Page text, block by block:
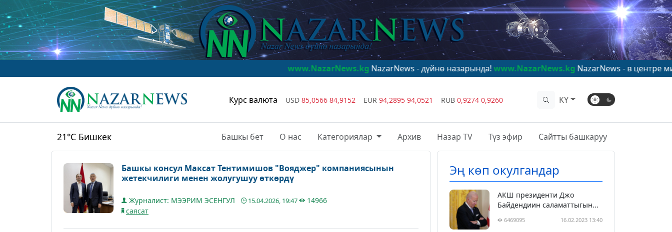
www.NazarNews.kgNazarNews - дүйнө назарында!www.NazarNews.kgNazarNews - в центре мирового
Курс валюта USD 85,0566 84,9152 EUR 94,2895 94,0521 RUB 0,9274 0,9260 KY
21°C Бишкек Башкы бет О нас Категориялар Архив Назар TV Түз эфир Сайтты башкаруу
Башкы консул Максат Тентимишов "Вояджер" компаниясынын
жетекчилиги менен жолугушуу өткөрдү
Журналист: МЭЭРИМ ЭСЕНГУЛ 15.04.2026, 19:47
14966
саясат
Эң көп окулгандар
АКШ президенти Джо
Байдендиин саламаттыгын...
6469095 16.02.2023 13:40